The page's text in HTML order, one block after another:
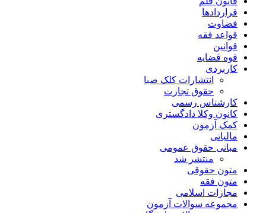
قراردادها
قضاوت
قواعد فقه
قوانین
قوه قضایه
کاربردی
انتشارات کلک صبا
حقوق تجارت
کارشناس رسمی
کانون وکلا دادگستری
کمک آزمون
مالیاتی
مبانی حقوق عمومی
منتشر شد
متون حقوقی
متون فقه
مجازات اسلامی
مجموعه سوالات آزمون